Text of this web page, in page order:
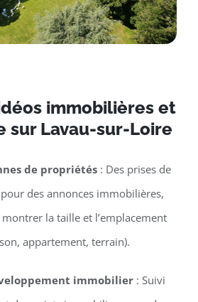
immobilières et
sur Lavau-sur-Loire
de propriétés: Des prises de
des annonces immobilières,
la taille et l’emplacement
appartement, terrain).
immobilier: Suivi